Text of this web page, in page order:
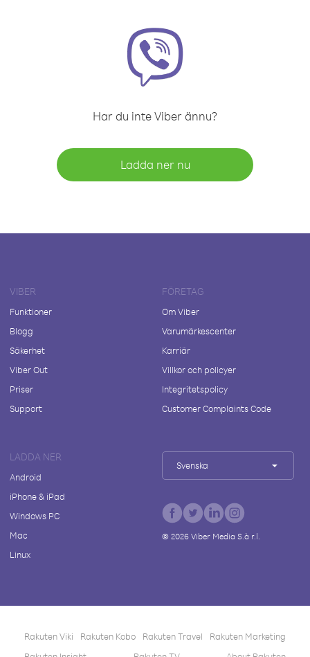
Har du inte Viber ännu?
Ladda ner nu
VIBER
Funktioner
Blogg
Säkerhet
Viber Out
Priser
Support
FÖRETAG
Om Viber
Varumärkescenter
Karriär
Villkor och policyer
Integritetspolicy
Customer Complaints Code
LADDA NER
Android
iPhone & iPad
Windows PC
Mac
Linux
Svenska
© 2026Viber Media S.à r.l.
Rakuten Viki Rakuten Kobo Rakuten Travel
Rakuten Marketing